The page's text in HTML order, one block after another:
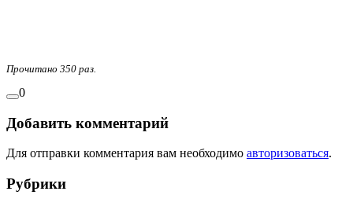
Прочитано 350 раз.
0
Добавить комментарий
Для отправки комментария вам необходимо авторизоваться.
Рубрики